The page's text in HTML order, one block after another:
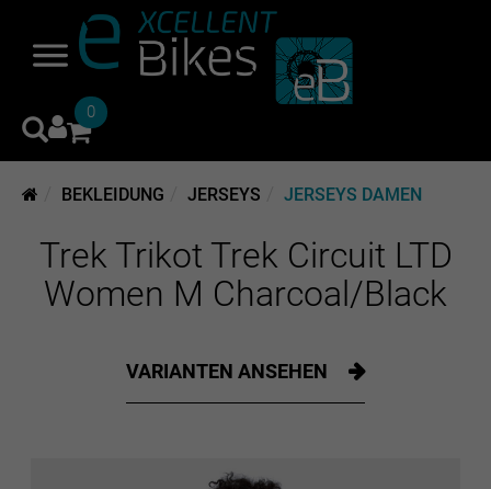
0
BEKLEIDUNG JERSEYS JERSEYS DAMEN
Trek Trikot Trek Circuit LTD
Women M Charcoal/Black
VARIANTEN ANSEHEN